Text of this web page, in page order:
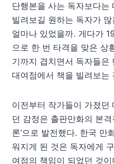
단행본을 사는 독자보다는
빌려보길 원하는 독자가
얼마나 있었을까. 게다가
으로 한 번 타격을 맞은 상
기까지 겹치면서 독자들은
대여점에서 책을 빌려보는
이전부터 작가들이 가졌던
던 감정은 출판만화의 본격
론’으로 발전했다. 한국 만
워지게 된 것은 독자에게
여점의 책임이 되었던 것이